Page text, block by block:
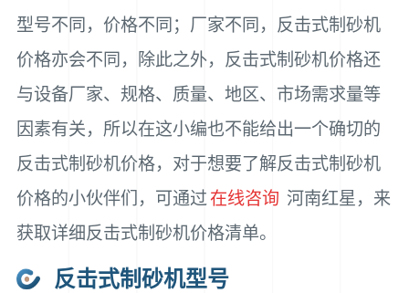
型号不同，价格不同；厂家不同，反击式制砂机
价格亦会不同，除此之外，反击式制砂机价格还
与设备厂家、规格、质量、地区、市场需求量等
因素有关，所以在这小编也不能给出一个确切的
反击式制砂机价格，对于想要了解反击式制砂机
价格的小伙伴们，可通过在线咨询 河南红星，来
获取详细反击式制砂机价格清单。
反击式制砂机型号